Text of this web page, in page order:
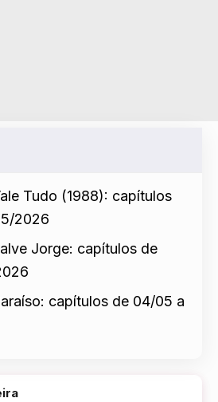
Tudo (1988): capítulos
2026
Jorge: capítulos de
capítulos de 04/05 a